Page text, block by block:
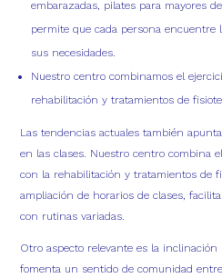
embarazadas, pilates para mayores
permite que cada persona encuentre
sus necesidades.
Nuestro centro combinamos el
rehabilitación y tratamientos de
Las tendencias actuales también
en las clases. Nuestro centro combina
con la rehabilitación y tratamientos de
ampliación de horarios de clases,
con rutinas variadas.
Otro aspecto relevante es la
fomenta un sentido de comunidad